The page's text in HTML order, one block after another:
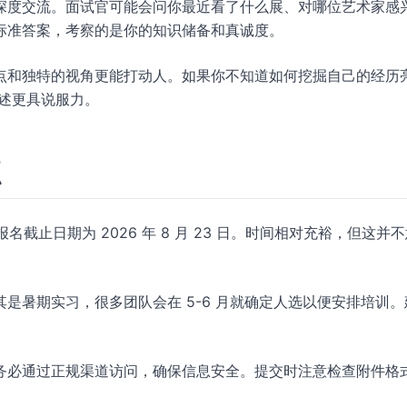
交流。面试官可能会问你最近看了什么展、对哪位艺术家感
答案，考察的是你的知识储备和真诚度。
独特的视角更能打动人。如果你不知道如何挖掘自己的经历
具说服力。
截止日期为 2026 年 8 月 23 日。时间相对充裕，但这并
暑期实习，很多团队会在 5-6 月就确定人选以便安排培训
通过正规渠道访问，确保信息安全。提交时注意检查附件格